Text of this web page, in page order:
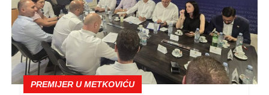
PREMIJER U METKOVIĆU